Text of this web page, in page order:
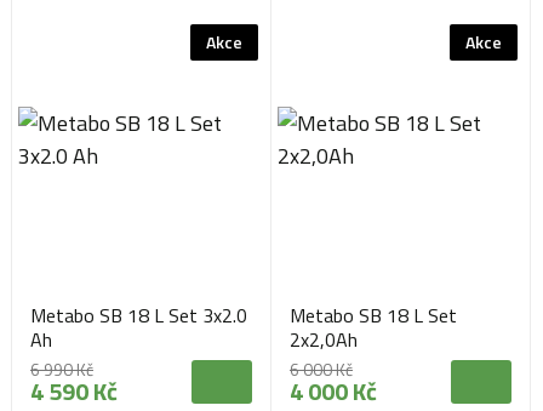
Akce
Metabo SB 18 L Set 3x2.0
Ah
6 990 Kč
4 590 Kč
Akce
Metabo SB 18 L Set
2x2,0Ah
6 000 Kč
4 000 Kč